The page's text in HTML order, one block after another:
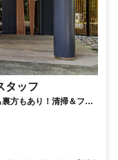
タッフ
方もあり！清掃＆フロ